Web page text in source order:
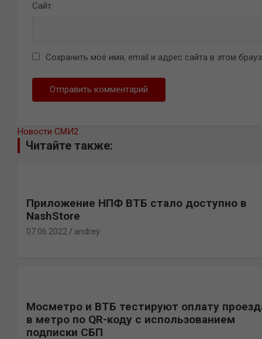
Сайт
Сохранить моё имя, email и адрес сайта в этом
Новости СМИ2
Читайте также:
Приложение НПФ ВТБ стало доступно в
NashStore
07.06.2022 andrey
Мосметро и ВТБ тестируют оплату
в метро по QR-коду с использованием
подписки СБП